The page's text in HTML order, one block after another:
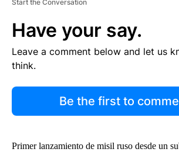
Start the Conversation
Have your say.
Leave a comment below and let us
think.
Be the first to
Primer lanzamiento de misil ruso desde un